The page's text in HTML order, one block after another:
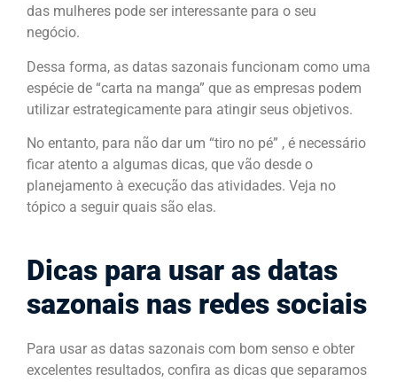
das mulheres pode ser interessante para o seu
negócio.
Dessa forma, as datas sazonais funcionam como uma
espécie de “carta na manga” que as empresas podem
utilizar estrategicamente para atingir seus objetivos.
No entanto, para não dar um “tiro no pé” , é necessário
ficar atento a algumas dicas, que vão desde o
planejamento à execução das atividades. Veja no
tópico a seguir quais são elas.
Dicas para usar as datas
sazonais nas redes sociais
Para usar as datas sazonais com bom senso e obter
excelentes resultados, confira as dicas que separamos